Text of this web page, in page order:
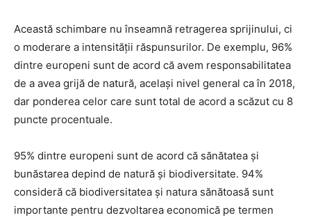
Această schimbare nu înseamnă retragerea sprijinului, ci
o moderare a intensității răspunsurilor. De exemplu, 96%
dintre europeni sunt de acord că avem responsabilitatea
de a avea grijă de natură, același nivel general ca în 2018,
dar ponderea celor care sunt total de acord a scăzut cu 8
puncte procentuale.
95% dintre europeni sunt de acord că sănătatea și
bunăstarea depind de natură și biodiversitate. 94%
consideră că biodiversitatea și natura sănătoasă sunt
importante pentru dezvoltarea economică pe termen